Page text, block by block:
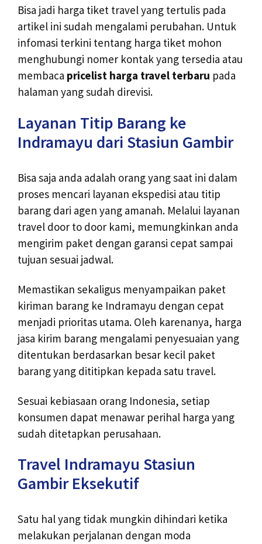
Bisa jadi harga tiket travel yang tertulis pada
artikel ini sudah mengalami perubahan. Untuk
infomasi terkini tentang harga tiket mohon
menghubungi nomer kontak yang tersedia atau
membaca pricelist harga travel terbaru pada
halaman yang sudah direvisi.
Layanan Titip Barang ke
Indramayu dari Stasiun Gambir
Bisa saja anda adalah orang yang saat ini dalam
proses mencari layanan ekspedisi atau titip
barang dari agen yang amanah. Melalui layanan
travel door to door kami, memungkinkan anda
mengirim paket dengan garansi cepat sampai
tujuan sesuai jadwal.
Memastikan sekaligus menyampaikan paket
kiriman barang ke Indramayu dengan cepat
menjadi prioritas utama. Oleh karenanya, harga
jasa kirim barang mengalami penyesuaian yang
ditentukan berdasarkan besar kecil paket
barang yang dititipkan kepada satu travel.
Sesuai kebiasaan orang Indonesia, setiap
konsumen dapat menawar perihal harga yang
sudah ditetapkan perusahaan.
Travel Indramayu Stasiun
Gambir Eksekutif
Satu hal yang tidak mungkin dihindari ketika
melakukan perjalanan dengan moda